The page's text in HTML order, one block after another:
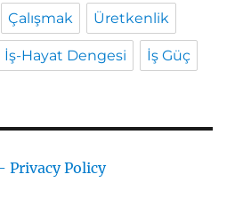
Çalışmak Üretkenlik
İş-Hayat Dengesi İş Güç
Privacy Policy